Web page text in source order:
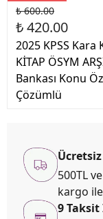
₺ 600.00
₺ 420.00
2025 KPSS Kara
KİTAP ÖSYM
Bankası Konu
Çözümlü
500TL
kargo
9 Taksit